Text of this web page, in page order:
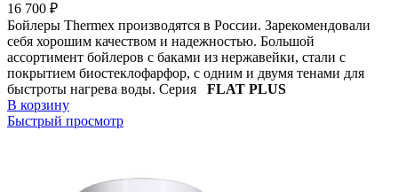
16 700 ₽
Бойлеры Thermex производятся в России. Зарекомендовали
себя хорошим качеством и надежностью. Большой
ассортимент бойлеров с баками из нержавейки, стали с
покрытием биостеклофарфор, с одним и двумя тенами для
быстроты нагрева воды. Серия FLAT PLUS
В корзину
Быстрый просмотр